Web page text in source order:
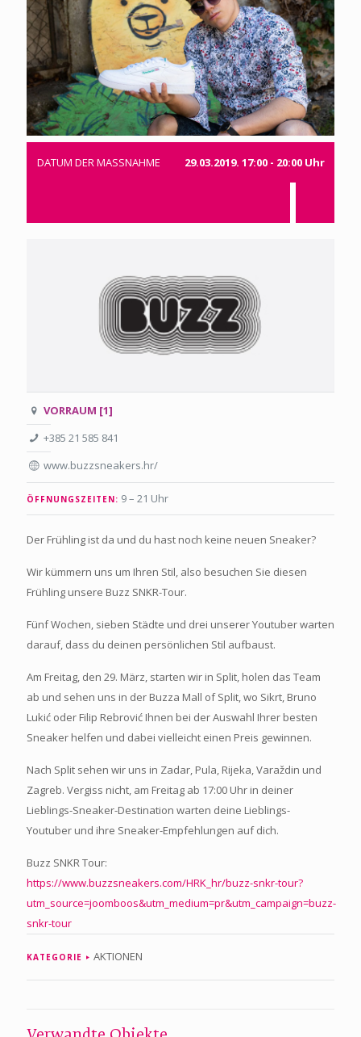
DATUM DER MASSNAHME 29.03.2019. 17:00 - 20:00 Uhr
VORRAUM [1]
+385 21 585 841
www.buzzsneakers.hr/
ÖFFNUNGSZEITEN: 9 – 21 Uhr
Der Frühling ist da und du hast noch keine neuen Sneaker?
Wir kümmern uns um Ihren Stil, also besuchen Sie diesen
Frühling unsere Buzz SNKR-Tour.
Fünf Wochen, sieben Städte und drei unserer Youtuber warten
darauf, dass du deinen persönlichen Stil aufbaust.
Am Freitag, den 29. März, starten wir in Split, holen das Team
ab und sehen uns in der Buzza Mall of Split, wo Sikrt, Bruno
Lukić oder Filip Rebrović Ihnen bei der Auswahl Ihrer besten
Sneaker helfen und dabei vielleicht einen Preis gewinnen.
Nach Split sehen wir uns in Zadar, Pula, Rijeka, Varaždin und
Zagreb. Vergiss nicht, am Freitag ab 17:00 Uhr in deiner
Lieblings-Sneaker-Destination warten deine Lieblings-
Youtuber und ihre Sneaker-Empfehlungen auf dich.
Buzz SNKR Tour:
https://www.buzzsneakers.com/HRK_hr/buzz-snkr-tour?
utm_source=joomboos&utm_medium=pr&utm_campaign=buzz-
snkr-tour
KATEGORIE AKTIONEN